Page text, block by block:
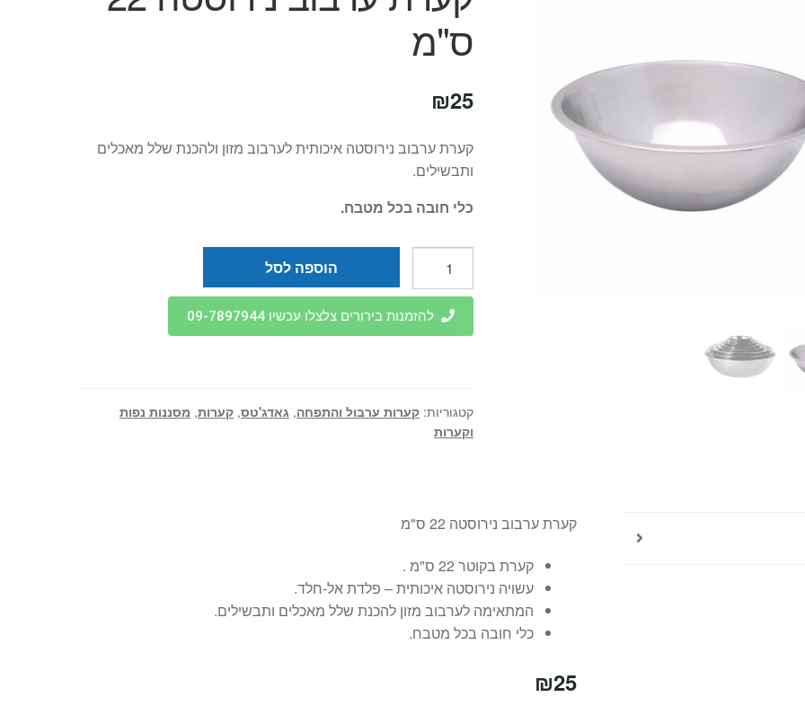
ס"מ
₪25
קערת ערבוב נירוסטה איכותית לערבוב מזון ולהכנת שלל מאכלים
ותבשילים.
כלי חובה בכל מטבח.
קערת
ערבוב
הוספה לסל
להזמנות בירורים צלצלו עכשיו 09-7897944
קטגוריות:קערות ערבול והתפחה, גאדג'טס,קערות, מסננות נפות
וקערות
קערת ערבוב נירוסטה 22 ס"מ
קערת בקוטר 22 ס"מ .
עשויה נירוסטה איכותית – פלדת אל-חלד.
המתאימה לערבוב מזון להכנת שלל מאכלים ותבשילים.
כלי חובה בכל מטבח.
₪25